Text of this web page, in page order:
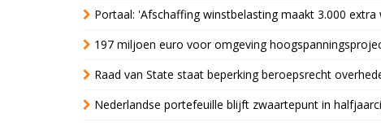
Portaal: 'Afschaffing winstbelasting maakt 3.000
197 miljoen euro voor omgeving
Raad van State staat beperking beroepsrecht
Nederlandse portefeuille blijft zwaartepunt in